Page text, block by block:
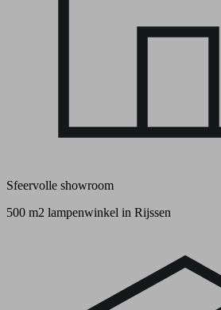
Sfeervolle showroom
500 m2 lampenwinkel in Rijssen